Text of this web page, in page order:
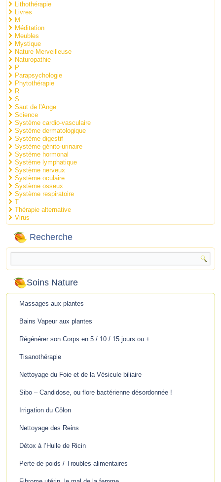
Lithothérapie
Livres
M
Méditation
Meubles
Mystique
Nature Merveilleuse
Naturopathie
P
Parapsychologie
Phytothérapie
R
S
Saut de l'Ange
Science
Système cardio-vasculaire
Système dermatologique
Système digestif
Système génito-urinaire
Système hormonal
Système lymphatique
Système nerveux
Système oculaire
Système osseux
Système respiratoire
T
Thérapie alternative
Virus
Recherche
Soins Nature
Massages aux plantes
Bains Vapeur aux plantes
Régénérer son Corps en 5 / 10 / 15 jours ou +
Tisanothérapie
Nettoyage du Foie et de la Vésicule biliaire
Sibo – Candidose, ou flore bactérienne désordonnée !
Irrigation du Côlon
Nettoyage des Reins
Détox à l’Huile de Ricin
Perte de poids / Troubles alimentaires